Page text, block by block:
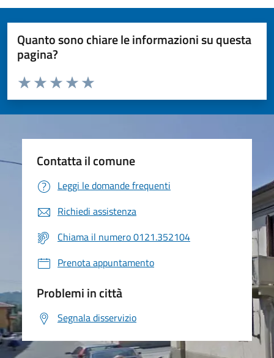
Quanto sono chiare le informazioni su questa
pagina?
Valuta da 1 a 5 stelle la pagina
Valuta 5 stelle su 5
Valuta 4 stelle su 5
Valuta 3 stelle su 5
Valuta 2 stelle su 5
Valuta 1 stelle su 5
Contatta il comune
Leggi le domande frequenti
Richiedi assistenza
Chiama il numero 0121.352104
Prenota appuntamento
Problemi in città
Segnala disservizio